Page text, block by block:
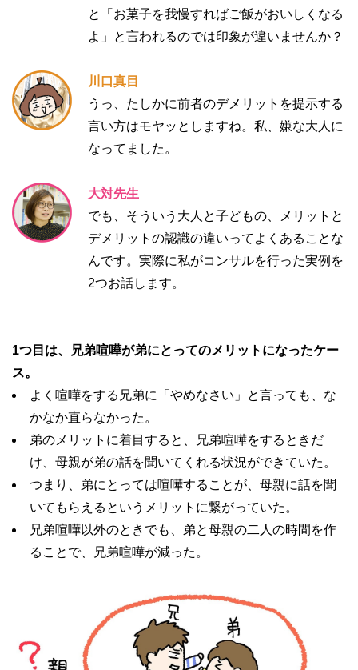
と「お菓子を我慢すればご飯がおいしくなる
よ」と言われるのでは印象が違いませんか？
川口真目
うっ、たしかに前者のデメリットを提示する
言い方はモヤッとしますね。私、嫌な大人に
なってました。
大対先生
でも、そういう大人と子どもの、メリットと
デメリットの認識の違いってよくあることな
んです。実際に私がコンサルを行った実例を
2つお話します。
1つ目は、兄弟喧嘩が弟にとってのメリットになったケー
ス。
よく喧嘩をする兄弟に「やめなさい」と言っても、な
かなか直らなかった。
弟のメリットに着目すると、兄弟喧嘩をするときだ
け、母親が弟の話を聞いてくれる状況ができていた。
つまり、弟にとっては喧嘩することが、母親に話を聞
いてもらえるというメリットに繋がっていた。
兄弟喧嘩以外のときでも、弟と母親の二人の時間を作
ることで、兄弟喧嘩が減った。